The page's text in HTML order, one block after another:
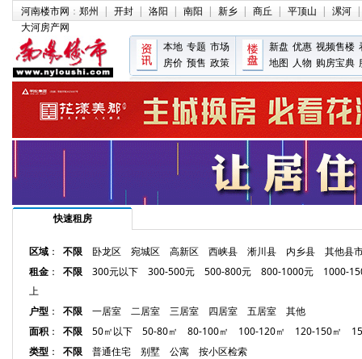
河南楼市网 ： 郑州 | 开封 | 洛阳 | 南阳 | 新乡 | 商丘 | 平顶山 | 漯河 |
大河房产网
本地 专题 市场
房价 预售 政策
新盘 优惠 视频售楼
地图 人物 购房宝典
快速租房
区域 ： 不限 卧龙区 宛城区 高新区 西峡县 淅川县 内乡县
其他县
租金 ： 不限 300元以下 300-500元 500-800元 800-1000元
1000-
上
户型 ： 不限 一居室 二居室 三居室 四居室 五居室
其他
面积 ： 不限 50㎡以下 50-80㎡ 80-100㎡ 100-120㎡ 120-150㎡
类型 ： 不限 普通住宅 别墅 公寓 按小区检索